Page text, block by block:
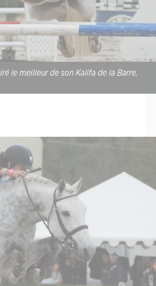
le meilleur de son Kalifa de la Barre,